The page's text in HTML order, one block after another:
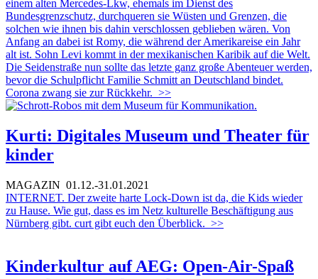
einem alten Mercedes-Lkw, ehemals im Dienst des
Bundesgrenzschutz, durchqueren sie Wüsten und Grenzen, die
solchen wie ihnen bis dahin verschlossen geblieben wären. Von
Anfang an dabei ist Romy, die während der Amerikareise ein Jahr
alt ist. Sohn Levi kommt in der mexikanischen Karibik auf die Welt.
Die Seidenstraße nun sollte das letzte ganz große Abenteuer werden,
bevor die Schulpflicht Familie Schmitt an Deutschland bindet.
Corona zwang sie zur Rückkehr. >>
Kurti: Digitales Museum und Theater für
kinder
MAGAZIN 01.12.-31.01.2021
INTERNET. Der zweite harte Lock-Down ist da, die Kids wieder
zu Hause. Wie gut, dass es im Netz kulturelle Beschäftigung aus
Nürnberg gibt. curt gibt euch den Überblick. >>
Kinderkultur auf AEG: Open-Air-Spaß